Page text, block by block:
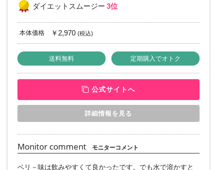
ダイエットスムージー 3位
本体価格 ￥2,970 (税込)
送料無料 定期購入でオトク
公式サイトへ
詳細情報を見る
Monitor comment モニターコメント
ベリ－味は飲みやすくて良かったです。でも水で溶かすと